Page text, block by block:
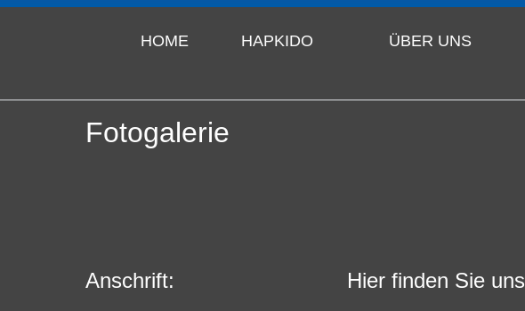
HOME HAPKIDO ÜBER UNS
Fotogalerie
Anschrift: Hier finden Sie uns